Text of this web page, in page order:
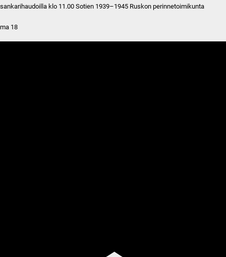
sankarihaudoilla klo 11.00 Sotien 1939–1945 Ruskon perinnetoimikunta
ma 18